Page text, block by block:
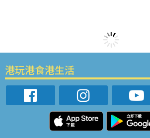
港玩港食港生活